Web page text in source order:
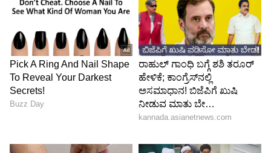
Image Credit :Chatgpt
ಯಾವಾಗ ತಕ್ಷಣ ತೊಳೆಯಬೇಕು?
ಜಿಮ್ ಅಥವಾ ವರ್ಕೌಟ್ ನಂತರ